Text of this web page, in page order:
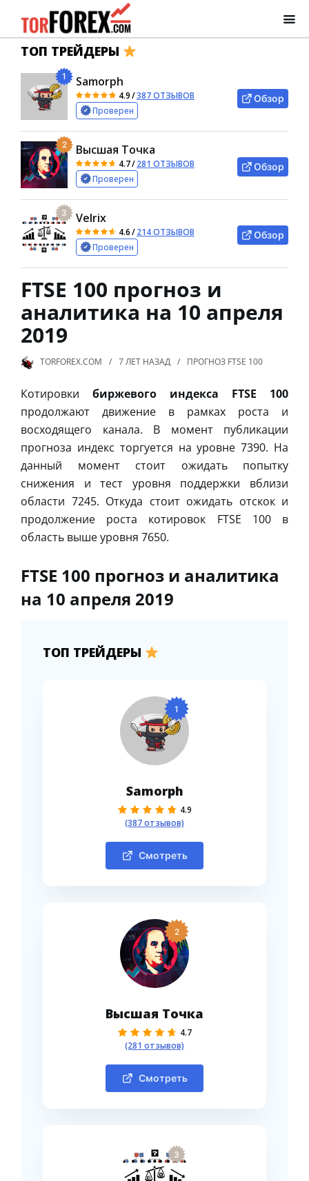
ТОП ТРЕЙДЕРЫ
1 Samorph
4.9/387 ОТЗЫВОВ
Проверен
Обзор
2 Высшая Точка
4.7/281 ОТЗЫВОВ
Проверен
Обзор
3 Velrix
4.6/214 ОТЗЫВОВ
Проверен
Обзор
FTSE 100 прогноз и
аналитика на 10 апреля
2019
TORFOREX.COM 7 ЛЕТ НАЗАД ПРОГНОЗ FTSE 100
Котировки биржевого индекса FTSE 100
продолжают движение в рамках роста и
восходящего канала. В момент публикации
прогноза индекс торгуется на уровне 7390. На
данный момент стоит ожидать попытку
снижения и тест уровня поддержки вблизи
области 7245. Откуда стоит ожидать отскок и
продолжение роста котировок FTSE 100 в
область выше уровня 7650.
FTSE 100 прогноз и аналитика
на 10 апреля 2019
ТОП ТРЕЙДЕРЫ
1
Samorph
4.9
(387 отзывов)
Смотреть
2
Высшая Точка
4.7
(281 отзывов)
Смотреть
3